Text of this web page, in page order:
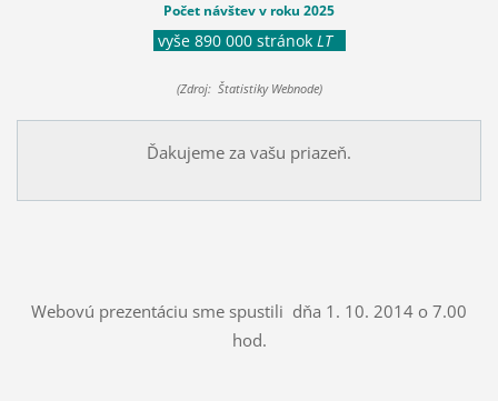
Počet návštev v roku 2025
vyše 890 000 stránok LT
(Zdroj: Štatistiky Webnode)
Ďakujeme za vašu priazeň.
Webovú prezentáciu sme spustili dňa 1. 10. 2014 o 7.00
hod.